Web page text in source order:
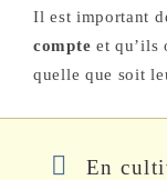
Il est important
compte et qu’ils
quelle que soit
En